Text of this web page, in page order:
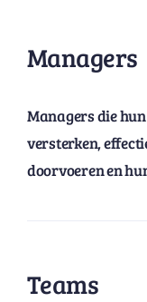
Managers
Managersdie
versterken,
doorvoeren en
Teams